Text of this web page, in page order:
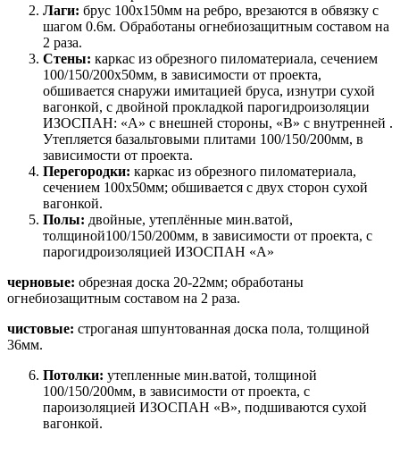
Лаги: брус 100х150мм на ребро, врезаются в обвязку с
шагом 0.6м. Обработаны огнебиозащитным составом на
2 раза.
Стены: каркас из обрезного пиломатериала, сечением
100/150/200х50мм, в зависимости от проекта,
обшивается снаружи имитацией бруса, изнутри сухой
вагонкой, с двойной прокладкой парогидроизоляции
ИЗОСПАН: «А» с внешней стороны, «В» с внутренней .
Утепляется базальтовыми плитами 100/150/200мм, в
зависимости от проекта.
Перегородки: каркас из обрезного пиломатериала,
сечением 100х50мм; обшивается с двух сторон сухой
вагонкой.
Полы: двойные, утеплённые мин.ватой,
толщиной100/150/200мм, в зависимости от проекта, с
парогидроизоляцией ИЗОСПАН «А»
черновые: обрезная доска 20-22мм; обработаны
огнебиозащитным составом на 2 раза.
чистовые: строганая шпунтованная доска пола, толщиной
36мм.
Потолки: утепленные мин.ватой, толщиной
100/150/200мм, в зависимости от проекта, с
пароизоляцией ИЗОСПАН «В», подшиваются сухой
вагонкой.